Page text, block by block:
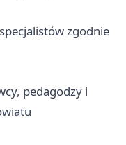
zgodnie
pedagodzy i